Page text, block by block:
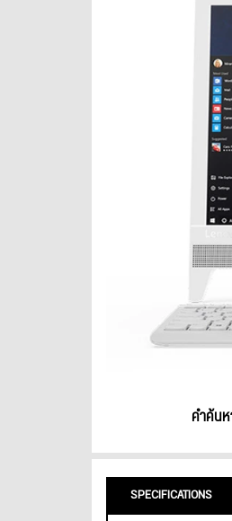
คำค้น
SPECIFICATIONS